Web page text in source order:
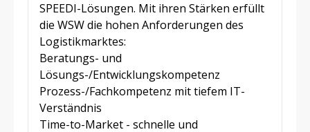
SPEEDI-Lösungen. Mit ihren Stärken erfüllt
die WSW die hohen Anforderungen des
Logistikmarktes:
Beratungs- und
Lösungs-/Entwicklungskompetenz
Prozess-/Fachkompetenz mit tiefem IT-
Verständnis
Time-to-Market - schnelle und